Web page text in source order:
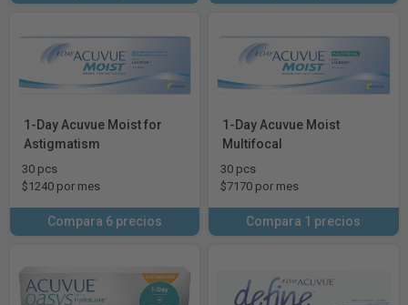
1-Day Acuvue Moist for
Astigmatism
30 pcs
$1240 por mes
Compara 6 precios
1-Day Acuvue Moist
Multifocal
30 pcs
$7170 por mes
Compara 1 precios